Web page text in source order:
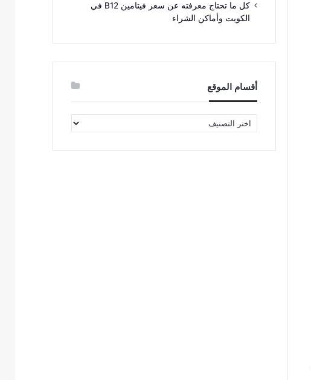
كل ما تحتاج معرفته عن سعر فيتامين B12 في
الكويت وأماكن الشراء
أقسام الموقع
أقسام
الموقع